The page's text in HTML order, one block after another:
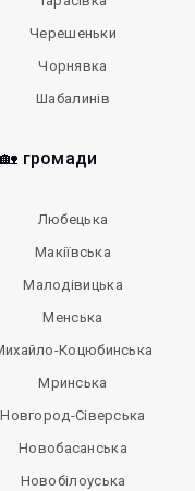
Черешеньки
Чорнявка
Шабалинів
громади
Любецька
Макіївська
Малодівицька
Менська
Коцюбинська
Мринська
Новгород-Сіверська
Новобасанська
Новобілоуська